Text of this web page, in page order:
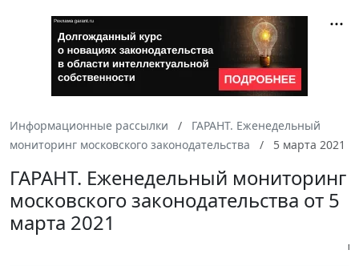
Информационные рассылки
ГАРАНТ. Еженедельный
мониторинг московского законодательства
5 марта 2021
ГАРАНТ. Еженедельный мониторинг
московского законодательства от 5
марта 2021